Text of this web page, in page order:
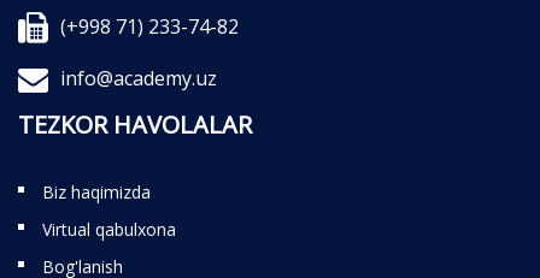
(+998 71) 233-74-82
info@academy.uz
TEZKOR HAVOLALAR
Biz haqimizda
Virtual qabulxona
Bog'lanish